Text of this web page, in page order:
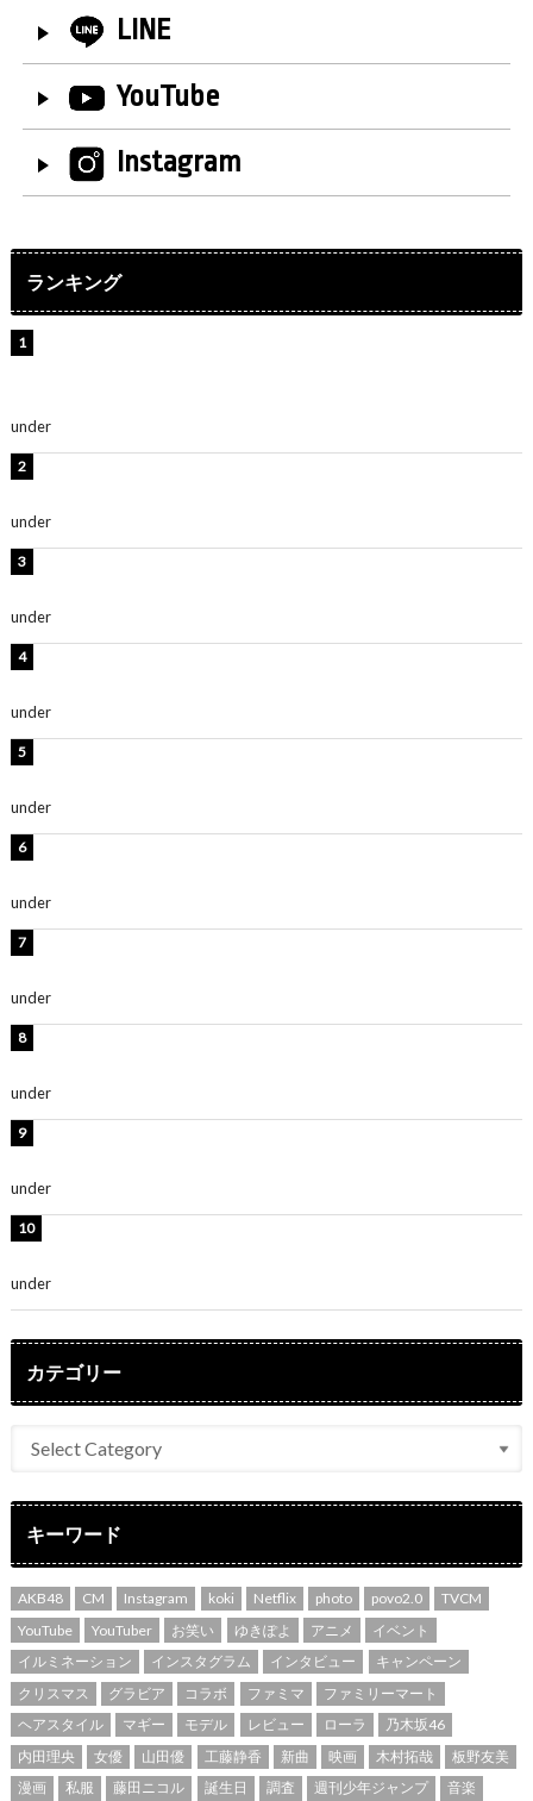
LINE
YouTube
Instagram
ランキング
under
under
under
under
under
under
under
under
under
under
カテゴリー
キーワード
AKB48 CM Instagram koki Netflix photo povo2.0
TVCM
YouTube
YouTuber お笑い ゆきぽよ アニメ
イベント
イルミネーション
インスタグラム インタビュー
キャンペーン
クリスマス
グラビア コラボ ファミマ
ファミリーマート
ヘアスタイル
マギー モデル レビュー ローラ
乃木坂46
内田理央
女優 山田優 工藤静香 新曲 映画 木村拓哉
板野友美
漫画
私服 藤田ニコル 誕生日 調査 週刊少年ジャンプ 音楽